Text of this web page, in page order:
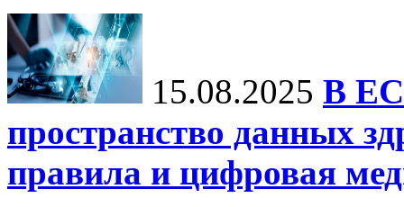
15.08.2025 В ЕС
пространство данных
правила и цифровая